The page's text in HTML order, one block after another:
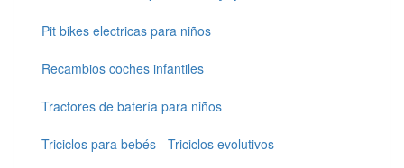
Pit bikes electricas para niños
Recambios coches infantiles
Tractores de batería para niños
Triciclos para bebés - Triciclos evolutivos